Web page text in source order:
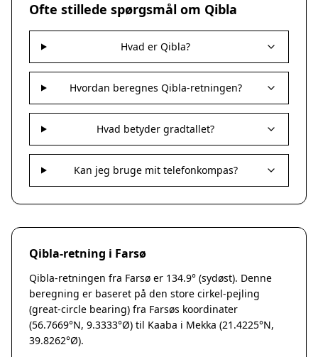
Nykøbing Sjælland
Præstø
Sorø
Stege
Svendstrup
Vordingborg
Assens
Bogense
Faaborg
Kerteminde
Middelfart
Munkebo
Rudkøbing
Ebeltoft
Galten
Grenaa
Ofte stillede spørgsmål om Qibla
Hvad er Qibla?
Hvordan beregnes Qibla-retningen?
Hvad betyder gradtallet?
Kan jeg bruge mit telefonkompas?
Qibla-retning i Farsø
Qibla-retningen fra Farsø er 134.9° (sydøst). Denne
beregning er baseret på den store cirkel-pejling
(great-circle bearing) fra Farsøs koordinater
(56.7669°N, 9.3333°Ø) til Kaaba i Mekka (21.4225°N,
39.8262°Ø).